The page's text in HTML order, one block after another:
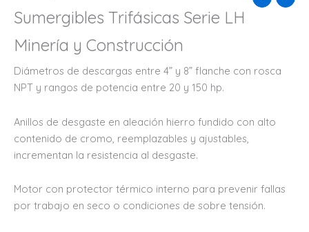
Sumergibles Trifásicas Serie LH
Minería y Construcción
Diámetros de descargas entre 4” y 8” flanche con rosca
NPT y rangos de potencia entre 20 y 150 hp.
Anillos de desgaste en aleación hierro fundido con alto
contenido de cromo, reemplazables y ajustables,
incrementan la resistencia al desgaste.
Motor con protector térmico interno para prevenir fallas
por trabajo en seco o condiciones de sobre tensión.